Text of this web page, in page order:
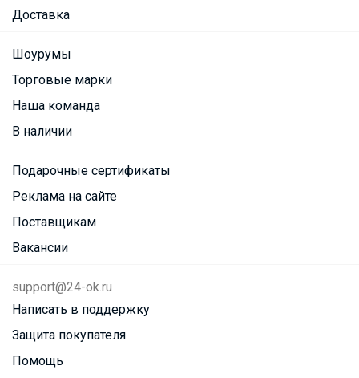
Доставка
Шоурумы
Торговые марки
Наша команда
В наличии
Подарочные сертификаты
Реклама на сайте
Поставщикам
Вакансии
support@24-ok.ru
Написать в поддержку
Защита покупателя
Помощь